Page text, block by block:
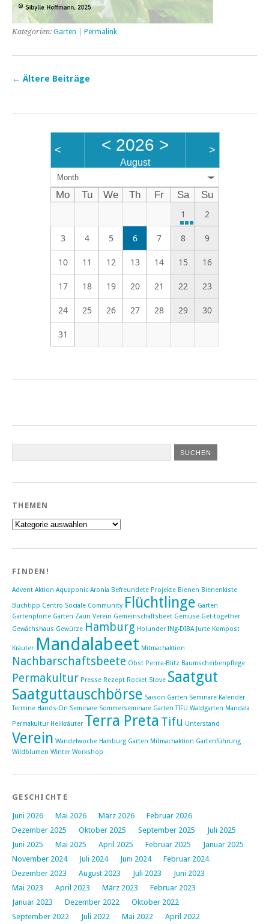
Kategorien: Garten Permalink
← Ältere Beiträge
< < 2026 >
August
>
Month
Mo Tu We Th Fr Sa
Su
1
2
3 4 5 6 7 8 9
10 11 12 13 14 15 16
17 18 19 20 21 22 23
24 25 26 27 28 29 30
31
THEMEN
Themen
FINDEN!
Advent Aktion Aquaponic Aronia Befreundete Projekte Bienen Bienenkiste
Buchtipp Centro Sociale Community Flüchtlinge Garten
Gartenpforte Garten Zaun Verein Gemeinschaftsbeet Gemüse Get-together
Gewächshaus Gewürze Hamburg Holunder INg-DIBA Jurte Kompost
Kräuter Mandalabeet Mitmachaktion
Nachbarschaftsbeete Obst Perma-Blitz Baumscheibenpflege
Permakultur Presse Rezept Rocket Stove Saatgut
Saatguttauschbörse Saison Garten Seminare Kalender
Termine Hands-On Seminare Sommerseminare Garten TIFU Waldgarten Mandala
Permakultur Heilkräuter Terra Preta Tifu Unterstand
Verein Wandelwoche Hamburg Garten Mitmachaktion Gartenführung
Wildblumen Winter Workshop
GESCHICHTE
Juni 2026 Mai 2026 März 2026
Februar 2026
Dezember 2025
Oktober 2025 September 2025
Juli 2025
Juni 2025
Mai 2025 April 2025 Februar 2025
Januar 2025
November 2024
Juli 2024 Juni 2024
Februar 2024
Dezember 2023
August 2023 Juli 2023
Juni 2023
Mai 2023
April 2023 März 2023
Februar 2023
Januar 2023
Dezember 2022
Oktober 2022
September 2022
Juli 2022 Mai 2022
April 2022